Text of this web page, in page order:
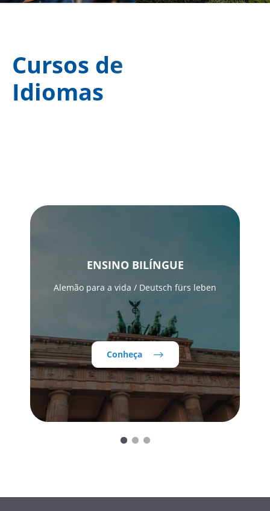
Cursos de
Idiomas
ENSINO BILÍNGUE
Alemão para a vida / Deutsch fürs leben
Conheça